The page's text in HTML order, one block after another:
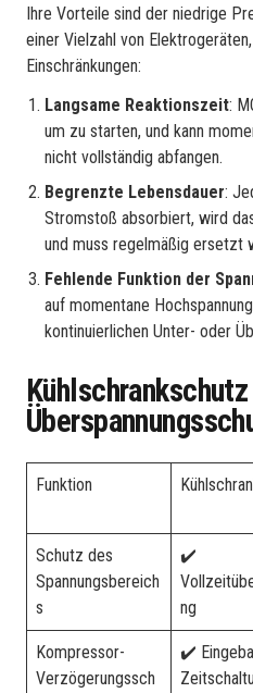
Ihre Vorteile sind der niedrige
einer Vielzahl von
Einschränkungen:
Langsame Reaktionszeit:
um zu starten, und kann
nicht vollständig abfangen.
Begrenzte Lebensdauer:
Stromstoß absorbiert, wird
und muss regelmäßig ersetzt
Fehlende Funktion der
auf momentane
kontinuierlichen Unter- oder
Funktion
Schutz des
Spannungsbereich
s
✔️
ng
Kompressor-
Verzögerungssch
✔️